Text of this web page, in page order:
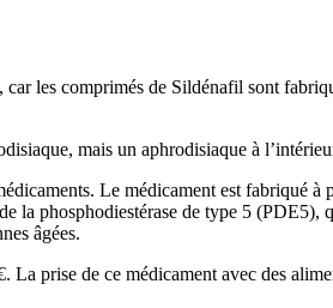
les comprimés de Sildénafil sont
mais un aphrodisiaque à
Le médicament est fabriqué
la phosphodiestérase de type 5
âgées.
prise de ce médicament avec des